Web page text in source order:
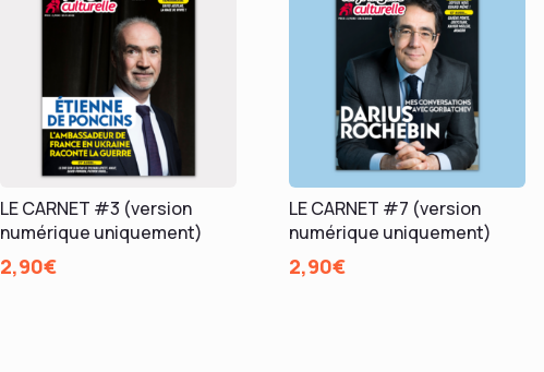
LE CARNET #3 (version
numérique uniquement)
2,90€
LE CARNET #7 (version
numérique uniquement)
2,90€